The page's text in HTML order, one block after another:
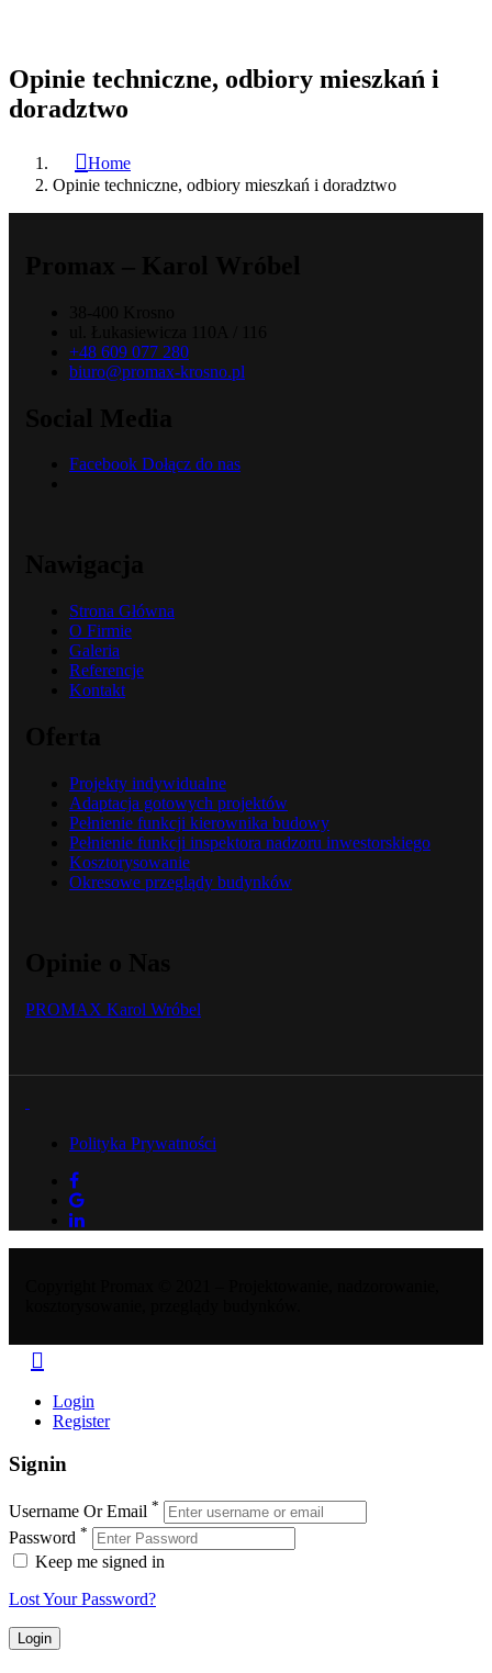
Opinie techniczne, odbiory mieszkań i
doradztwo
Home
Opinie techniczne, odbiory mieszkań i doradztwo
+48 609 077 280
biuro@promax-krosno.pl
Facebook Dołącz do nas
Strona Główna
O Firmie
Galeria
Referencje
Kontakt
Projekty indywidualne
Adaptacja gotowych projektów
Pełnienie funkcji kierownika budowy
Pełnienie funkcji inspektora nadzoru inwestorskiego
Kosztorysowanie
Okresowe przeglądy budynków
PROMAX Karol Wróbel
Polityka Prywatności
Login
Register
Signin
Username Or Email *
Password *
Keep me signed in
Lost Your Password?